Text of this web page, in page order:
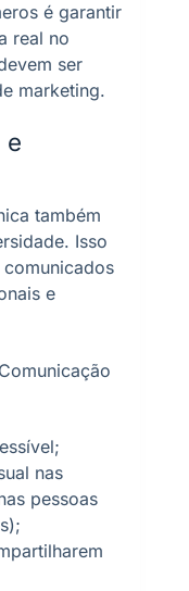
é garantir
real no
ser
marketing.
e
também
Isso
e
nas
pessoas